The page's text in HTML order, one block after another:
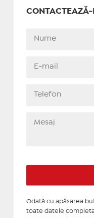
CONTACTEAZĂ-
Odată cu apăsarea
toate datele